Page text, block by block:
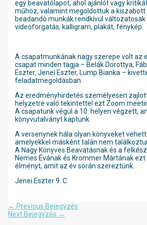
egy beavatólapot, ahol ajánlót vagy
műhöz, valamint megoldottuk a
beadandó munkák rendkívül változatosak
videóforgatás, kalligram, plakát, fénykép.
A csapatmunkának nagy szerepe volt az
csapat minden tagja – Belák Dorottya,
Eszter, Jenei Eszter, Lump Bianka –
feladatmegoldásban.
Az eredményhirdetés személyesen
helyzetre való tekintettel ezt Zoom
A csapatunk végül a 10. helyen végzett,
könyvutalványt kaptunk.
A versenynek hála olyan könyveket
amelyekkel másként talán nem
A Nagy Könyves Beavatásnak és a
Nemes Évának és Krommer Mártának
élményt, amit az év során szereztünk.
Jenei Eszter 9. C
Bejegyzés
navigáció
← Previous Bejegyzés
Next Bejegyzés →